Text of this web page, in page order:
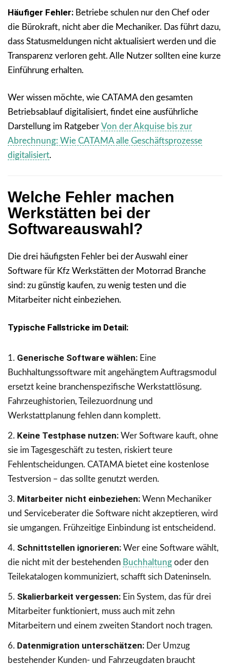
Häufiger Fehler: Betriebe schulen nur den Chef oder
die Bürokraft, nicht aber die Mechaniker. Das führt dazu,
dass Statusmeldungen nicht aktualisiert werden und die
Transparenz verloren geht. Alle Nutzer sollten eine kurze
Einführung erhalten.
Wer wissen möchte, wie CATAMA den gesamten
Betriebsablauf digitalisiert, findet eine ausführliche
Darstellung im Ratgeber Von der Akquise bis zur
Abrechnung: Wie CATAMA alle Geschäftsprozesse
digitalisiert.
Welche Fehler machen
Werkstätten bei der
Softwareauswahl?
Die drei häufigsten Fehler bei der Auswahl einer
Software für Kfz Werkstätten der Motorrad Branche
sind: zu günstig kaufen, zu wenig testen und die
Mitarbeiter nicht einbeziehen.
Typische Fallstricke im Detail:
Generische Software wählen: Eine
Buchhaltungssoftware mit angehängtem Auftragsmodul
ersetzt keine branchenspezifische Werkstattlösung.
Fahrzeughistorien, Teilezuordnung und
Werkstattplanung fehlen dann komplett.
Keine Testphase nutzen: Wer Software kauft, ohne
sie im Tagesgeschäft zu testen, riskiert teure
Fehlentscheidungen. CATAMA bietet eine kostenlose
Testversion – das sollte genutzt werden.
Mitarbeiter nicht einbeziehen: Wenn Mechaniker
und Serviceberater die Software nicht akzeptieren, wird
sie umgangen. Frühzeitige Einbindung ist entscheidend.
Schnittstellen ignorieren: Wer eine Software wählt,
die nicht mit der bestehenden Buchhaltung oder den
Teilekatalogen kommuniziert, schafft sich Dateninseln.
Skalierbarkeit vergessen: Ein System, das für drei
Mitarbeiter funktioniert, muss auch mit zehn
Mitarbeitern und einem zweiten Standort noch tragen.
Datenmigration unterschätzen: Der Umzug
bestehender Kunden- und Fahrzeugdaten braucht